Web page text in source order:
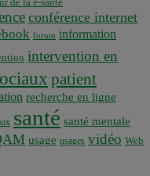
conférence internet
forum information
intervention en
patient
recherche en ligne
santé santé mentale
usage usages vidéo Web